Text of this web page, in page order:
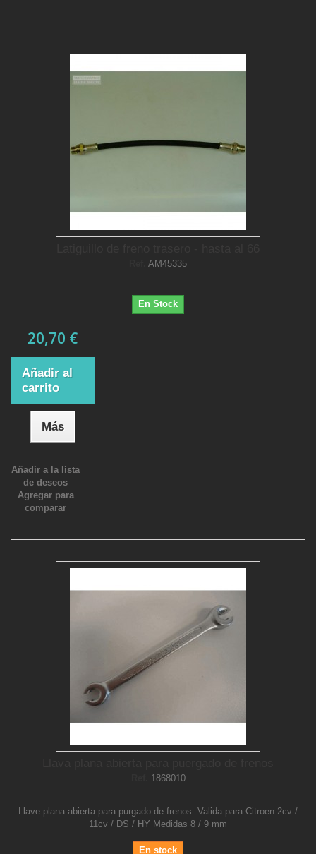
AM45335
En Stock
20,70 €
Añadir al
carrito
Más
Añadir a la lista
de deseos
Agregar para
comparar
1868010
Llave plana abierta para purgado de frenos. Valida para Citroen 2cv /
11cv / DS / HY Medidas 8 / 9 mm
En stock